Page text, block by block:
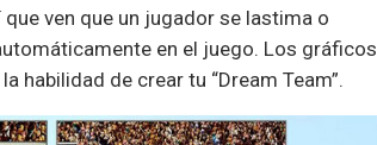
ven que un jugador se lastima o
en el juego. Los gráficos
habilidad de crear tu “Dream Team”.